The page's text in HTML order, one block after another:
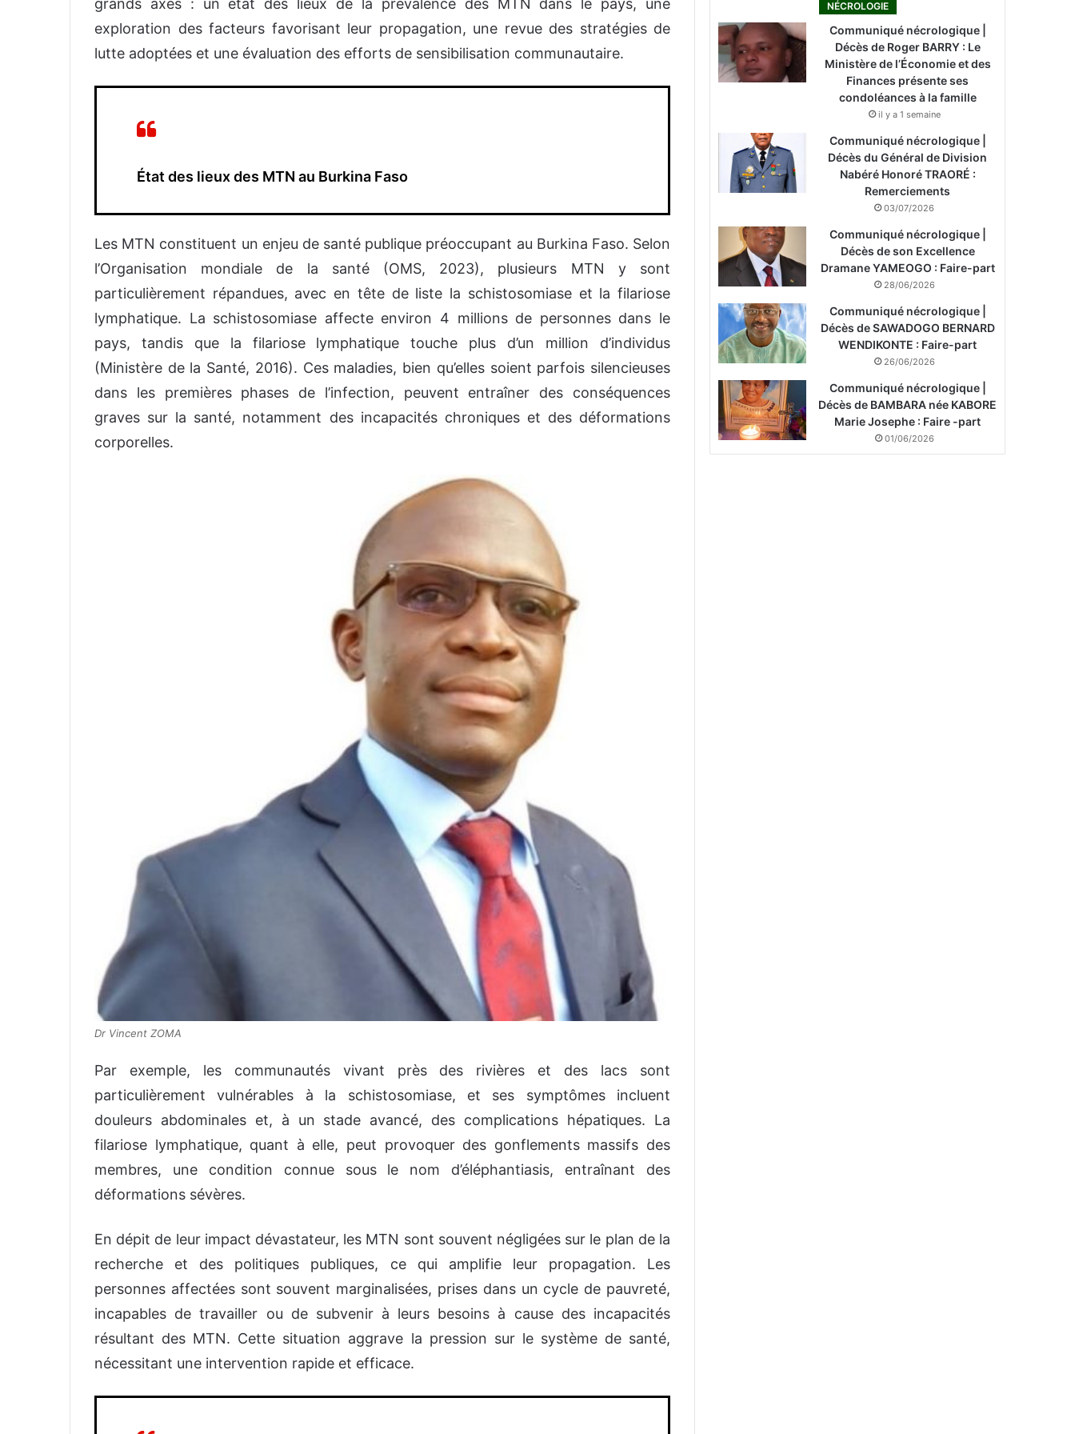
grands axes : un état des lieux de la prévalence des MTN dans le pays, une
exploration des facteurs favorisant leur propagation, une revue des stratégies de
lutte adoptées et une évaluation des efforts de sensibilisation communautaire.
État des lieux des MTN au Burkina Faso
Les MTN constituent un enjeu de santé publique préoccupant au Burkina Faso. Selon
l’Organisation mondiale de la santé (OMS, 2023), plusieurs MTN y sont
particulièrement répandues, avec en tête de liste la schistosomiase et la filariose
lymphatique. La schistosomiase affecte environ 4 millions de personnes dans le
pays, tandis que la filariose lymphatique touche plus d’un million d’individus
(Ministère de la Santé, 2016). Ces maladies, bien qu’elles soient parfois silencieuses
dans les premières phases de l’infection, peuvent entraîner des conséquences
graves sur la santé, notamment des incapacités chroniques et des déformations
corporelles.
Dr Vincent ZOMA
Par exemple, les communautés vivant près des rivières et des lacs sont
particulièrement vulnérables à la schistosomiase, et ses symptômes incluent
douleurs abdominales et, à un stade avancé, des complications hépatiques. La
filariose lymphatique, quant à elle, peut provoquer des gonflements massifs des
membres, une condition connue sous le nom d’éléphantiasis, entraînant des
déformations sévères.
En dépit de leur impact dévastateur, les MTN sont souvent négligées sur le plan de la
recherche et des politiques publiques, ce qui amplifie leur propagation. Les
personnes affectées sont souvent marginalisées, prises dans un cycle de pauvreté,
incapables de travailler ou de subvenir à leurs besoins à cause des incapacités
résultant des MTN. Cette situation aggrave la pression sur le système de santé,
nécessitant une intervention rapide et efficace.
NÉCROLOGIE
Communiqué nécrologique |
Décès de Roger BARRY : Le
Ministère de l’Économie et des
Finances présente ses
condoléances à la famille
il y a 1 semaine
Communiqué nécrologique |
Décès du Général de Division
Nabéré Honoré TRAORÉ :
Remerciements
03/07/2026
Communiqué nécrologique |
Décès de son Excellence
Dramane YAMEOGO : Faire-part
28/06/2026
Communiqué nécrologique |
Décès de SAWADOGO BERNARD
WENDIKONTE : Faire-part
26/06/2026
Communiqué nécrologique |
Décès de BAMBARA née KABORE
Marie Josephe : Faire -part
01/06/2026